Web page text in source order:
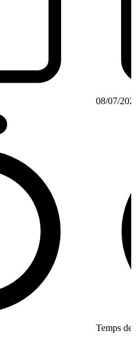
08/07/
Temps de